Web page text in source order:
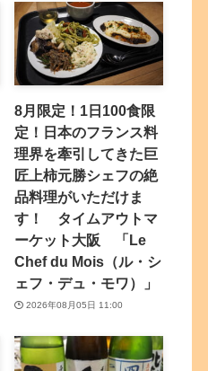
8月限定！1日100食限
定！日本のフランス料
理界を牽引してきた巨
匠上柿元勝シェフの絶
品料理がいただけま
す！ タイムアウトマ
ーケット大阪 「Le
Chef du Mois（ル・シ
ェフ・デュ・モワ）」
2026年08月05日 11:00